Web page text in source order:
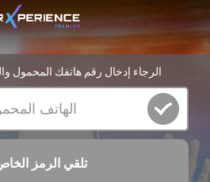
الرجاء إدخال رقم هاتفك المحمول
تلقي الرمز